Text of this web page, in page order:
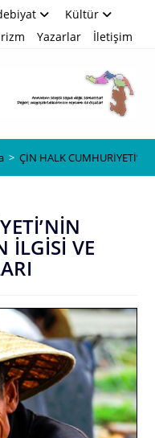
Kültür
Yazarlar İletişim
> ÇİN HALK
İLGİSİ VE